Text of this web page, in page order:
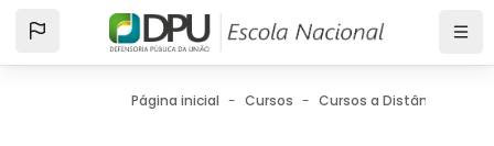
Ir para o conteúdo principal
Página inicial Cursos Cursos a Distância